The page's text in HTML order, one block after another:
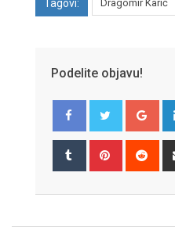
Tagovi: Dragomir Karić
Podelite objavu!
Tumblr Pinterest